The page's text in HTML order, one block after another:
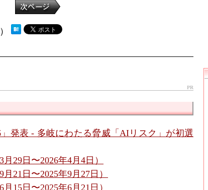
PR
」発表 - 多岐にわたる脅威「AIリスク」が初選
29日〜2026年4月4日）
21日〜2025年9月27日）
15日〜2025年6月21日）